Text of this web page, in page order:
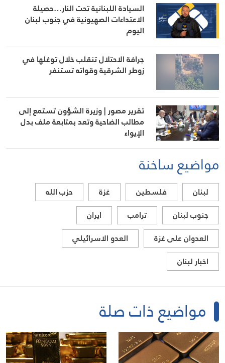
السيادة اللبنانية تحت النار…حصيلة
الاعتداءات الصهيونية في جنوب لبنان
اليوم
جرافة الاحتلال تنقلب خلال توغلها في
زوطر الشرقية وقواته تستنفر
تقرير مصور | وزيرة الشؤون تستمع إلى
مطالب الضاحية وتعد بمتابعة ملف بدل
الإيواء
مواضيع ساخنة
لبنان فلسطين غزة
حزب الله
جنوب لبنان
ترامب
ايران
العدوان على غزة
العدو الاسرائيلي
اخبار لبنان
مواضيع ذات صلة